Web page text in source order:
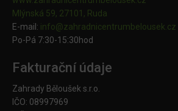
Mlýnská 59, 27101, Ruda
E-mail: info@zahradnicentrumbelousek.cz
Po-Pá 7:30-15:30hod
Fakturační údaje
Zahrady Běloušek s.r.o.
IČO: 08997969